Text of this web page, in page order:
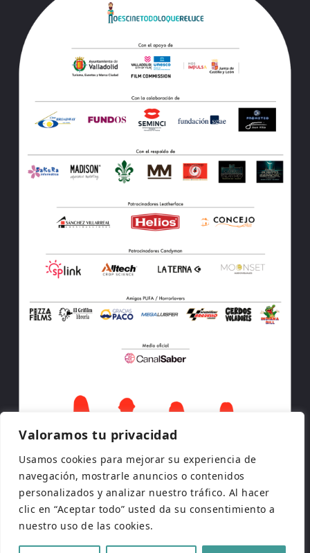
Valoramos tu privacidad
Usamos cookies para mejorar su experiencia de
navegación, mostrarle anuncios o contenidos
personalizados y analizar nuestro tráfico. Al hacer
clic en “Aceptar todo” usted da su consentimiento a
nuestro uso de las cookies.